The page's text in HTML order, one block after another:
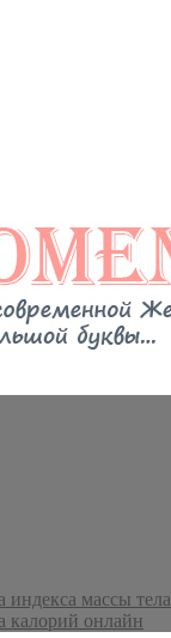
индекса массы тела
калорий онлайн